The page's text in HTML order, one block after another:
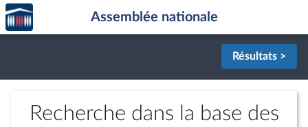
Aller au contenu
Aller en bas de la page
Accèder
à la
page
Assemblée nationale
Résultats >
Recherche dans la base des